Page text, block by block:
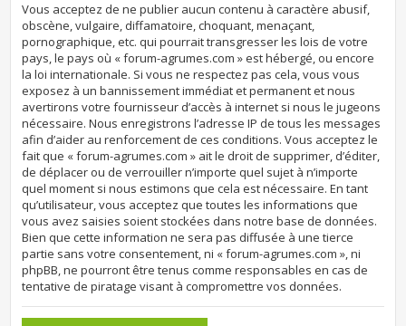
Vous acceptez de ne publier aucun contenu à caractère abusif,
obscène, vulgaire, diffamatoire, choquant, menaçant,
pornographique, etc. qui pourrait transgresser les lois de votre
pays, le pays où « forum-agrumes.com » est hébergé, ou encore
la loi internationale. Si vous ne respectez pas cela, vous vous
exposez à un bannissement immédiat et permanent et nous
avertirons votre fournisseur d’accès à internet si nous le jugeons
nécessaire. Nous enregistrons l’adresse IP de tous les messages
afin d’aider au renforcement de ces conditions. Vous acceptez le
fait que « forum-agrumes.com » ait le droit de supprimer, d’éditer,
de déplacer ou de verrouiller n’importe quel sujet à n’importe
quel moment si nous estimons que cela est nécessaire. En tant
qu’utilisateur, vous acceptez que toutes les informations que
vous avez saisies soient stockées dans notre base de données.
Bien que cette information ne sera pas diffusée à une tierce
partie sans votre consentement, ni « forum-agrumes.com », ni
phpBB, ne pourront être tenus comme responsables en cas de
tentative de piratage visant à compromettre vos données.